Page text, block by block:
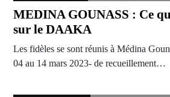
MEDINA GOUNASS : Ce
sur le DAAKA
Les fidèles se sont réunis à Médina
04 au 14 mars 2023- de recueillement…